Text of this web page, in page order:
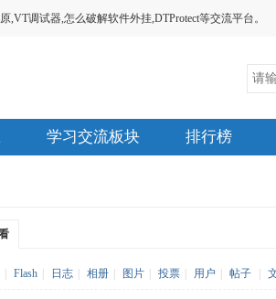
调试器,怎么破解软件外挂,DTProtect等交流平台。
学习交流板块 排行榜
Flash 日志 相册 图片 投票 用户 帖子